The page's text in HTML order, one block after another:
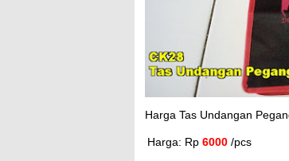
Harga Tas Undangan
Harga: Rp 6000 /pcs